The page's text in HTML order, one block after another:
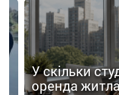
У скільки
оренда